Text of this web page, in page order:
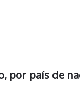
por país de